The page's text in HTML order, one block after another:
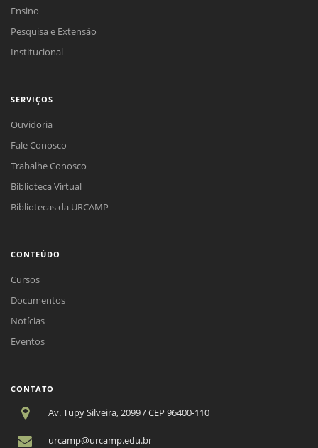
Ensino
Pesquisa e Extensão
Institucional
SERVIÇOS
Ouvidoria
Fale Conosco
Trabalhe Conosco
Biblioteca Virtual
Bibliotecas da URCAMP
CONTEÚDO
Cursos
Documentos
Notícias
Eventos
CONTATO
Av. Tupy Silveira, 2099 / CEP 96400-110
urcamp@urcamp.edu.br